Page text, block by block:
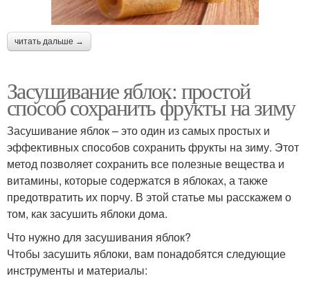
читать дальше →
Засушивание яблок: простой
способ сохранить фрукты на зиму
Засушивание яблок – это один из самых простых и
эффективных способов сохранить фрукты на зиму. Этот
метод позволяет сохранить все полезные вещества и
витамины, которые содержатся в яблоках, а также
предотвратить их порчу. В этой статье мы расскажем о
том, как засушить яблоки дома.
Что нужно для засушивания яблок?
Чтобы засушить яблоки, вам понадобятся следующие
инструменты и материалы: